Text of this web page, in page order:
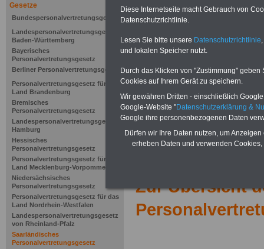
Gesetze
Bundespersonalvertretungsgesetz
Landespersonalvertretungsgesetz
Baden-Württemberg
Bayerisches
Personalvertretungsgesetz
Berliner Personalvertretungsgesetz
Personalvertretungsgesetz für das
Land Brandenburg
Bremisches
Personalvertretungsgesetz
Landespersonalvertretungsgesetz
Hamburg
Hessisches
Personalvertretungsgesetz
Personalvertretungsgesetz für das
Land Mecklenburg-Vorpommern
Niedersächsisches
Personalvertretungsgesetz
Personalvertretungsgesetz für das
Land Nordrhein-Westfalen
Landespersonalvertretungsgesetz
von Rheinland-Pfalz
Saarländisches
Personalvertretungsgesetz
Zur Übersicht
Diese Internetseite macht Gebrauch von
Datenschutzrichtlinie.
Lesen Sie bitte unsere Datenschutzrichtlinie
und lokalen Speicher nutzt.
Durch das Klicken von "Zustimmung"
Cookies auf Ihrem Gerät zu speichern.
Wir gewähren Dritten - einschließlich
Google-Website "Datenschutzerklärung &
Google ihre personenbezogenen Daten
Dürfen wir Ihre Daten nutzen, um
erheben Daten und verwenden